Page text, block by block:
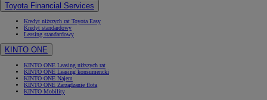
Toyota Financial Services
Kredyt niższych rat Toyota Easy
Kredyt standardowy
Leasing standardowy
KINTO ONE
KINTO ONE Leasing niższych rat
KINTO ONE Leasing konsumencki
KINTO ONE Najem
KINTO ONE Zarządzanie flotą
KINTO Mobility